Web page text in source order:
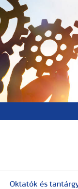
Oktatók és